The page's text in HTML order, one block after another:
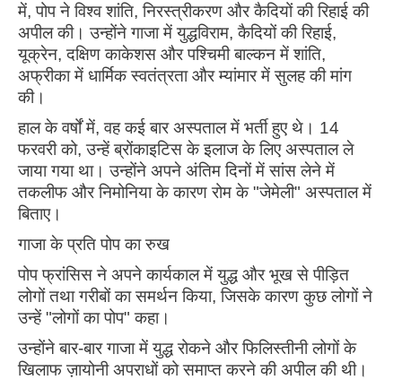
में, पोप ने विश्व शांति, निरस्त्रीकरण और कैदियों की रिहाई की
अपील की। उन्होंने गाजा में युद्धविराम, कैदियों की रिहाई,
यूक्रेन, दक्षिण काकेशस और पश्चिमी बाल्कन में शांति,
अफ्रीका में धार्मिक स्वतंत्रता और म्यांमार में सुलह की मांग
की।
हाल के वर्षों में, वह कई बार अस्पताल में भर्ती हुए थे। 14
फरवरी को, उन्हें ब्रोंकाइटिस के इलाज के लिए अस्पताल ले
जाया गया था। उन्होंने अपने अंतिम दिनों में सांस लेने में
तकलीफ और निमोनिया के कारण रोम के "जेमेली" अस्पताल में
बिताए।
गाजा के प्रति पोप का रुख
पोप फ्रांसिस ने अपने कार्यकाल में युद्ध और भूख से पीड़ित
लोगों तथा गरीबों का समर्थन किया, जिसके कारण कुछ लोगों ने
उन्हें "लोगों का पोप" कहा।
उन्होंने बार-बार गाजा में युद्ध रोकने और फिलिस्तीनी लोगों के
खिलाफ ज़ायोनी अपराधों को समाप्त करने की अपील की थी।